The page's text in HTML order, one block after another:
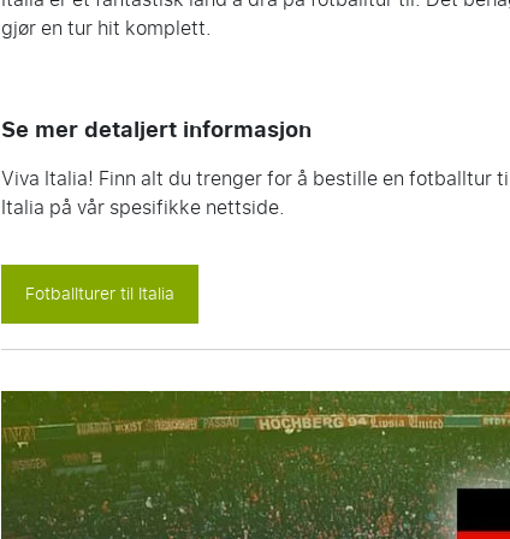
gjør en tur hit komplett.
Se mer detaljert informasjon
Viva Italia! Finn alt du trenger for å bestille en fotballtur
Italia på vår spesifikke nettside.
Fotballturer til Italia